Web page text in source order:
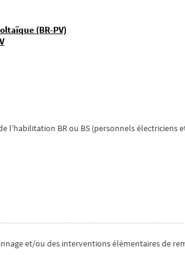
(BR-PV)
BR ou BS (personnels électriciens
et/ou des interventions élémentaires de